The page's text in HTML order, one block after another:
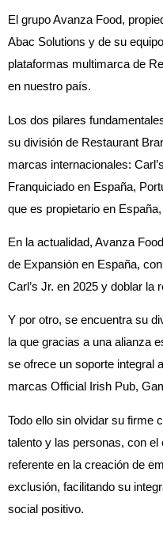
El grupo Avanza Food,
Abac Solutions y de su
plataformas multimarca de
en nuestro país.
Los dos pilares
su división de Restaurant
marcas internacionales:
Franquiciado en España,
que es propietario en
En la actualidad, Avanza
de Expansión en España,
Carl’s Jr. en 2025 y doblar la
Y por otro, se encuentra su
la que gracias a una alianza
se ofrece un soporte integral
marcas Official Irish Pub,
Todo ello sin olvidar su firme
talento y las personas, con
referente en la creación de
exclusión, facilitando su
social positivo.